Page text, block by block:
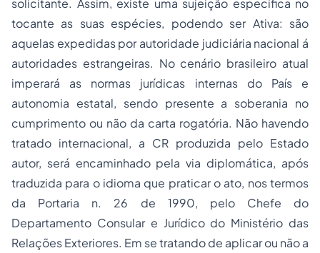
solicitante. Assim, existe uma sujeição especifica no
tocante as suas espécies, podendo ser Ativa: são
aquelas expedidas por autoridade judiciária nacional á
autoridades estrangeiras. No cenário brasileiro atual
imperará as normas jurídicas internas do País e
autonomia estatal, sendo presente a soberania no
cumprimento ou não da carta rogatória. Não havendo
tratado internacional, a CR produzida pelo Estado
autor, será encaminhado pela via diplomática, após
traduzida para o idioma que praticar o ato, nos termos
da Portaria n. 26 de 1990, pelo Chefe do
Departamento Consular e Jurídico do Ministério das
Relações Exteriores. Em se tratando de aplicar ou não a